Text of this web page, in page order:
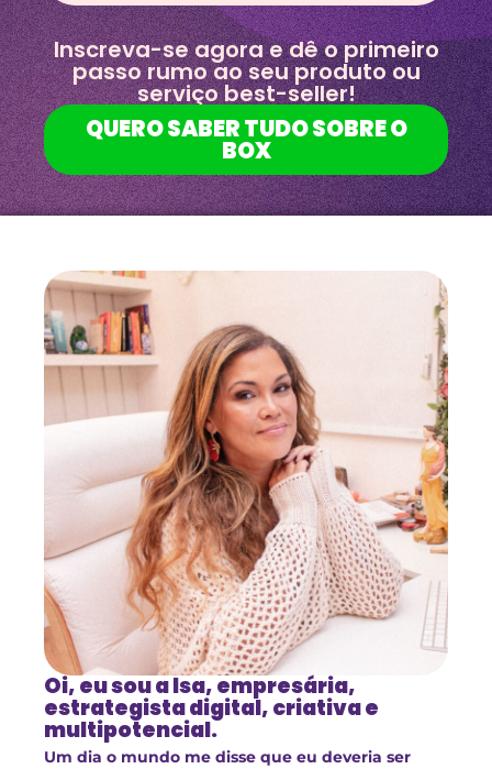
Inscreva-se agora e dê o primeiro
passo rumo ao seu produto ou
serviço best-seller!
QUERO SABER TUDO SOBRE O
BOX
Oi, eu sou a Isa, empresária,
estrategista digital, criativa e
multipotencial.
Um dia o mundo me disse que eu deveria ser